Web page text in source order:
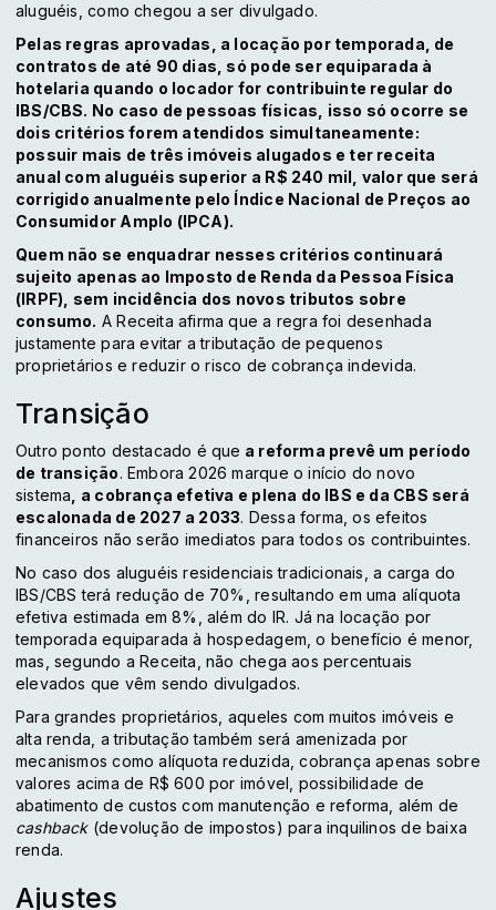
aluguéis, como chegou a ser divulgado.
Pelas regras aprovadas, a locação por temporada, de
contratos de até 90 dias, só pode ser equiparada à
hotelaria quando o locador for contribuinte regular do
IBS/CBS. No caso de pessoas físicas, isso só ocorre se
dois critérios forem atendidos simultaneamente:
possuir mais de três imóveis alugados e ter receita
anual com aluguéis superior a R$ 240 mil, valor que será
corrigido anualmente pelo Índice Nacional de Preços ao
Consumidor Amplo (IPCA).
Quem não se enquadrar nesses critérios continuará
sujeito apenas ao Imposto de Renda da Pessoa Física
(IRPF), sem incidência dos novos tributos sobre
consumo. A Receita afirma que a regra foi desenhada
justamente para evitar a tributação de pequenos
proprietários e reduzir o risco de cobrança indevida.
Transição
Outro ponto destacado é que a reforma prevê um período
de transição. Embora 2026 marque o início do novo
sistema , a cobrança efetiva e plena do IBS e da CBS será
escalonada de 2027 a 2033. Dessa forma, os efeitos
financeiros não serão imediatos para todos os contribuintes.
No caso dos aluguéis residenciais tradicionais, a carga do
IBS/CBS terá redução de 70%, resultando em uma alíquota
efetiva estimada em 8%, além do IR. Já na locação por
temporada equiparada à hospedagem, o benefício é menor,
mas, segundo a Receita, não chega aos percentuais
elevados que vêm sendo divulgados.
Para grandes proprietários, aqueles com muitos imóveis e
alta renda, a tributação também será amenizada por
mecanismos como alíquota reduzida, cobrança apenas sobre
valores acima de R$ 600 por imóvel, possibilidade de
abatimento de custos com manutenção e reforma, além de
cashback(devolução de impostos) para inquilinos de baixa
renda.
Ajustes